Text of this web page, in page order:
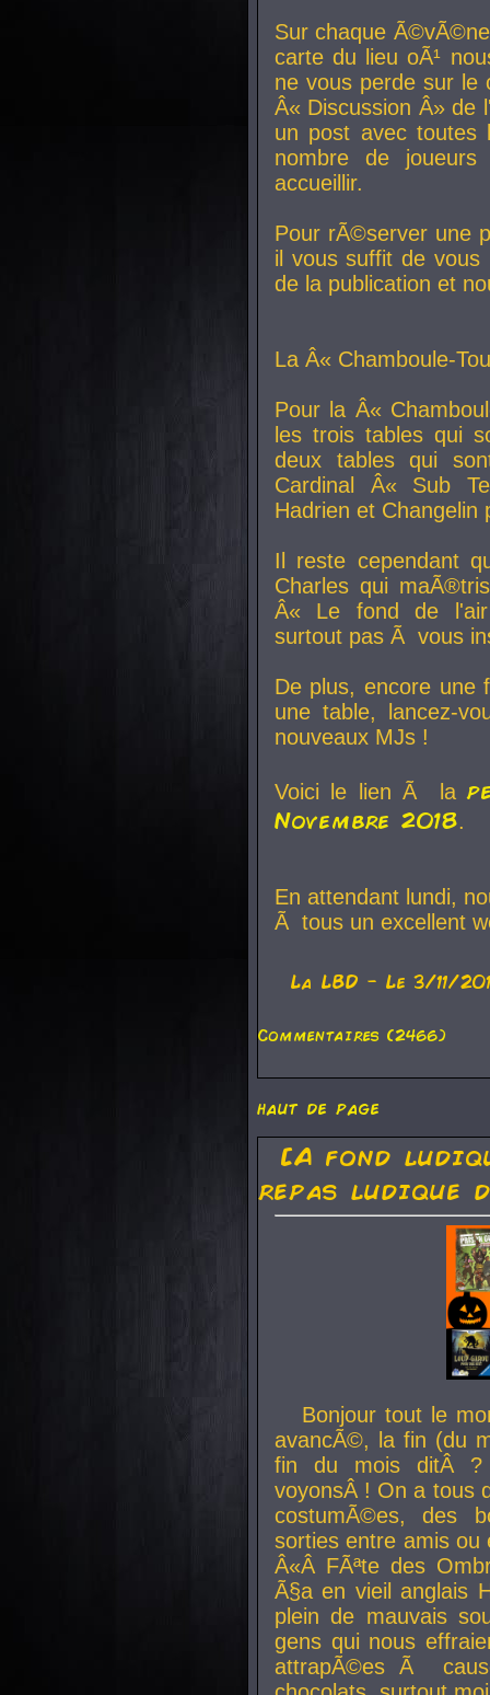
Sur chaque
carte du lieu oÃ¹
ne vous perde sur le
Â« Discussion Â» de
un post avec toutes
nombre de
accueillir.
Pour rÃ©server une
il vous suffit de vous
de la publication et
La Â« Chamboule-
Pour la Â«
les trois tables qui
deux tables qui
Cardinal
Â« Sub
Hadrien et Changelin
Il reste cependant
Charles qui
Â« Le fond de
surtout pas Ã vous
De plus, encore une
une table, lancez-
nouveaux MJs !
Voici le lien Ã la
Novembre 2018.
En attendant lundi,
Ã tous un excellent
La LBD - Le 3/11/
Commentaires (2466)
haut de page
[A fond
repas ludique
Bonjour tout le
avancÃ©, la fin (du
fin du mois ditÂ ?
voyonsÂ ! On a tous
costumÃ©es, des
sorties entre amis
Â«Â FÃªte des
Ã§a en vieil anglais
plein de mauvais
gens qui nous
attrapÃ©es Ã